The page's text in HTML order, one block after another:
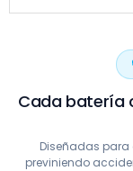
Cada batería
Diseñadas
previniendo